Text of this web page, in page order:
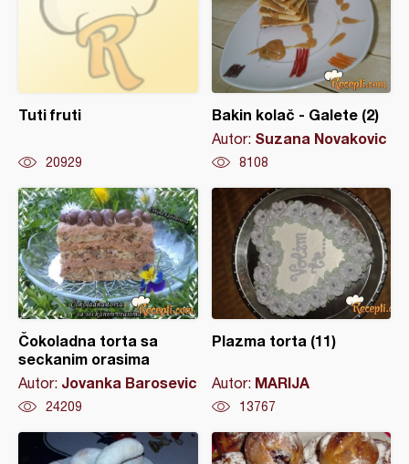
Tuti fruti
20929
Bakin kolač - Galete (2)
Autor: Suzana Novakovic
8108
Čokoladna torta sa
seckanim orasima
Autor: Jovanka Barosevic
24209
Plazma torta (11)
Autor: MARIJA
13767